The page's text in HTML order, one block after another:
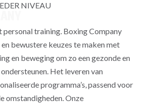
NIVEAU
personal training. Boxing Company
bewustere keuzes te maken met
en beweging om zo een gezonde en
Het leveren van
programma’s, passend voor
omstandigheden. Onze